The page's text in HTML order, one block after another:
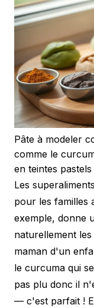
Pâte à modeler
comme le
en teintes pastels
Les
pour les familles
exemple, donne
naturellement
maman d'un
le curcuma qui
pas plu donc il
— c'est parfait !